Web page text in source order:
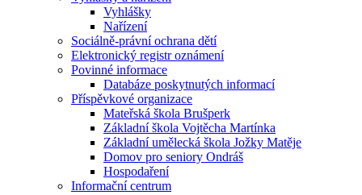
Vyhlášky
Nařízení
Sociálně-právní ochrana dětí
Elektronický registr oznámení
Povinné informace
Databáze poskytnutých informací
Příspěvkové organizace
Mateřská škola Brušperk
Základní škola Vojtěcha Martínka
Základní umělecká škola Jožky Matěje
Domov pro seniory Ondráš
Hospodaření
Informační centrum